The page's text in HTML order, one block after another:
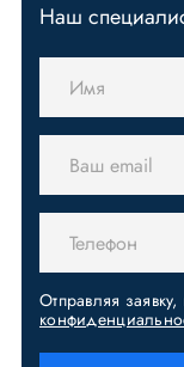
Наш
Отправляя